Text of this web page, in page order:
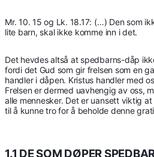
Mr. 10. 15 og Lk. 18.17: (…) Den som
lite barn, skal ikke komme inn i det.
Det hevdes altså at spedbarns-dåp
fordi det Gud som gir frelsen som en
handler i dåpen. Kristus handler med
Frelsen er dermed uavhengig av oss,
alle mennesker. Det er uansett viktig
til å kunne tro for å beholde denne
1.1 DE SOM DØPER